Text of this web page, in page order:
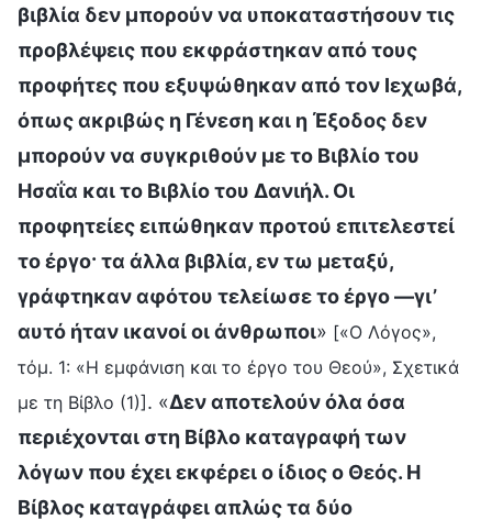
βιβλία δεν μπορούν να υποκαταστήσουν τις
προβλέψεις που εκφράστηκαν από τους
προφήτες που εξυψώθηκαν από τον Ιεχωβά,
όπως ακριβώς η Γένεση και η Έξοδος δεν
μπορούν να συγκριθούν με το Βιβλίο του
Ησαΐα και το Βιβλίο του Δανιήλ. Οι
προφητείες ειπώθηκαν προτού επιτελεστεί
το έργο· τα άλλα βιβλία, εν τω μεταξύ,
γράφτηκαν αφότου τελείωσε το έργο —γι’
αυτό ήταν ικανοί οι άνθρωποι» [«Ο Λόγος»,
τόμ. 1: «Η εμφάνιση και το έργο του Θεού», Σχετικά
με τη Βίβλο (1)]. «Δεν αποτελούν όλα όσα
περιέχονται στη Βίβλο καταγραφή των
λόγων που έχει εκφέρει ο ίδιος ο Θεός. Η
Βίβλος καταγράφει απλώς τα δύο